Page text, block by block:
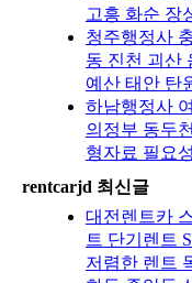
고흥 화순 장
청주행정사
동 진천 괴산
예산 태안 탄
하남행정사
의정부 동두
형자료 필요성
rentcarjd 최신글
대전렌트카
트 단기렌트
저렴한 렌트